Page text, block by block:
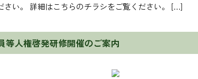
東商検定
利用案内
い。 詳細はこちらのチラシをご覧ください。 […]
人権啓発研修開催のご案内